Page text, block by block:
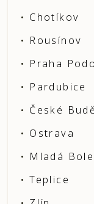
Chotíkov
Rousínov
Praha
Pardubice
České
Ostrava
Mladá
Teplice